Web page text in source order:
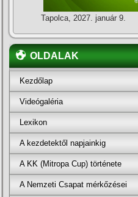
Tapolca, 2027. január 9.
OLDALAK
Kezdőlap
Videógaléria
Lexikon
A kezdetektől napjainkig
A KK (Mitropa Cup) története
A Nemzeti Csapat mérkőzései